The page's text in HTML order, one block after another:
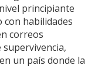
principiante
habilidades
correos
supervivencia,
un país donde la